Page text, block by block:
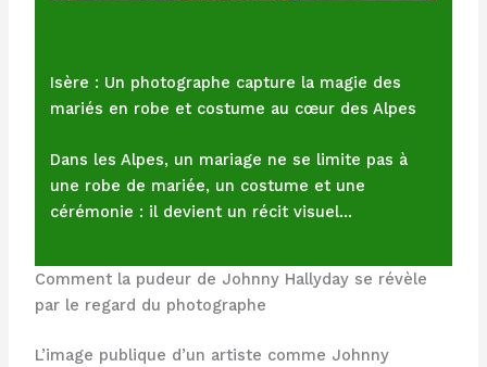
Isère : Un photographe capture la magie des
mariés en robe et costume au cœur des Alpes
Dans les Alpes, un mariage ne se limite pas à
une robe de mariée, un costume et une
cérémonie : il devient un récit visuel…
Comment la pudeur de Johnny Hallyday se révèle
par le regard du photographe
L’image publique d’un artiste comme Johnny